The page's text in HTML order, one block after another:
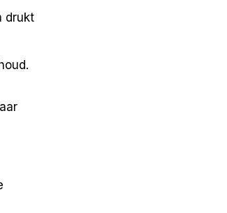
drukt